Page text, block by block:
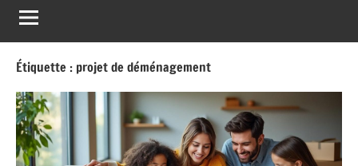
Étiquette : projet de déménagement